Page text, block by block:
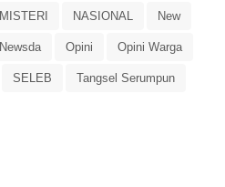
MISTERI NASIONAL New
Newsda Opini Opini Warga
SELEB Tangsel Serumpun